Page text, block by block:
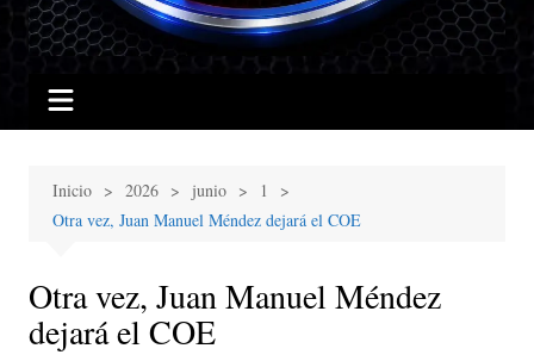
Inicio 2026 junio
1
Otra vez, Juan Manuel Méndez dejará el COE
Otra vez, Juan Manuel Méndez
dejará el COE